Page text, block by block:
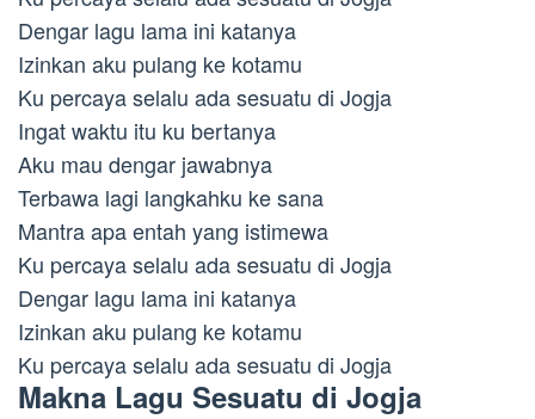
Dengar lagu lama ini katanya
Izinkan aku pulang ke kotamu
Ku percaya selalu ada sesuatu di Jogja
Ingat waktu itu ku bertanya
Aku mau dengar jawabnya
Terbawa lagi langkahku ke sana
Mantra apa entah yang istimewa
Ku percaya selalu ada sesuatu di Jogja
Dengar lagu lama ini katanya
Izinkan aku pulang ke kotamu
Ku percaya selalu ada sesuatu di Jogja
Makna Lagu Sesuatu di Jogja